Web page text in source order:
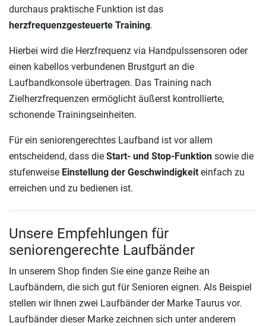
durchaus praktische Funktion ist das
herzfrequenzgesteuerte Training.
Hierbei wird die Herzfrequenz via Handpulssensoren oder
einen kabellos verbundenen Brustgurt an die
Laufbandkonsole übertragen. Das Training nach
Zielherzfrequenzen ermöglicht äußerst kontrollierte,
schonende Trainingseinheiten.
Für ein seniorengerechtes Laufband ist vor allem
entscheidend, dass die Start- und Stop-Funktion sowie die
stufenweise Einstellung der Geschwindigkeit einfach zu
erreichen und zu bedienen ist.
Unsere Empfehlungen für
seniorengerechte Laufbänder
In unserem Shop finden Sie eine ganze Reihe an
Laufbändern, die sich gut für Senioren eignen. Als Beispiel
stellen wir Ihnen zwei Laufbänder der Marke Taurus vor.
Laufbänder dieser Marke zeichnen sich unter anderem